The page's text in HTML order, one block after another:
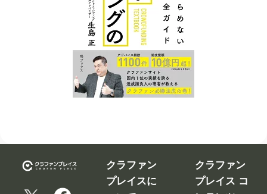
告知、拡散す
クラファンプ
クラファン
プレイスに
ついて
修正依
頼フォ
ング入
門編